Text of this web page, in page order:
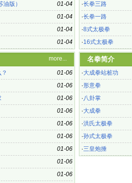
01-04
版）
01-04
01-04
01-04
·长拳三路
·长拳一路
·8式太极拳
·16式太极拳
more...
01-06
01-06
01-06
01-06
01-06
01-06
01-06
01-06
01-06
名拳简介
·大成拳站桩功
·形意拳
·八卦掌
·大成拳
·洪氏太极拳
·孙式太极拳
·三皇炮捶